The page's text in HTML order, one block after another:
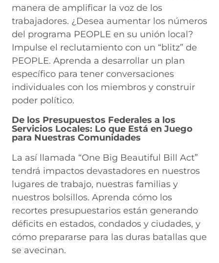
manera de amplificar la voz de los
trabajadores. ¿Desea aumentar los números
del programa PEOPLE en su unión local?
Impulse el reclutamiento con un “blitz” de
PEOPLE. Aprenda a desarrollar un plan
específico para tener conversaciones
individuales con los miembros y construir
poder político.
De los Presupuestos Federales a los
Servicios Locales: Lo que Está en Juego
para Nuestras Comunidades
La así llamada “One Big Beautiful Bill Act”
tendrá impactos devastadores en nuestros
lugares de trabajo, nuestras familias y
nuestros bolsillos. Aprenda cómo los
recortes presupuestarios están generando
déficits en estados, condados y ciudades, y
cómo prepararse para las duras batallas que
se avecinan.